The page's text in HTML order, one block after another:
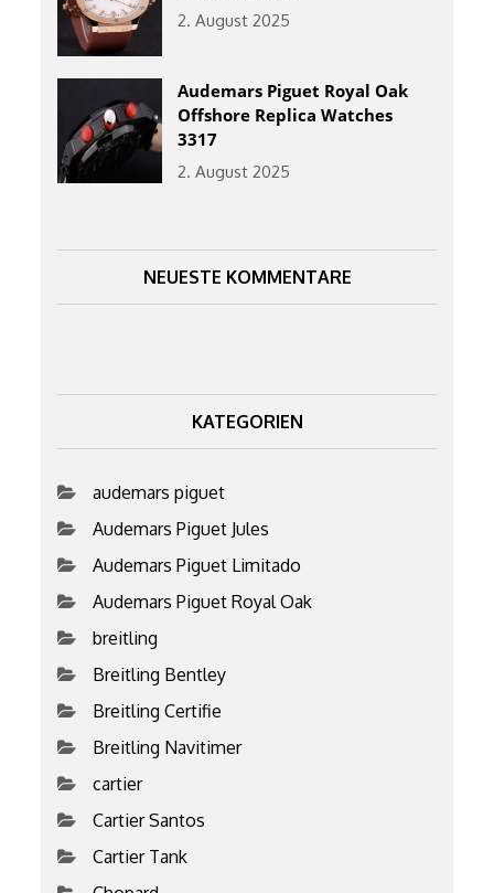
2. August 2025
Audemars Piguet Royal Oak
Offshore Replica Watches
3317
2. August 2025
NEUESTE KOMMENTARE
KATEGORIEN
audemars piguet
Audemars Piguet Jules
Audemars Piguet Limitado
Audemars Piguet Royal Oak
breitling
Breitling Bentley
Breitling Certifie
Breitling Navitimer
cartier
Cartier Santos
Cartier Tank